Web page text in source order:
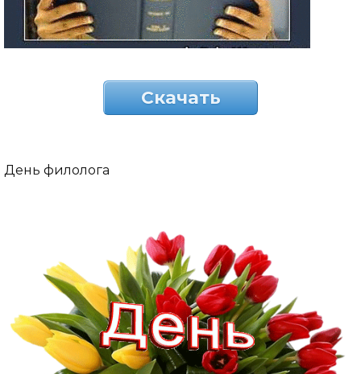
Скачать
День филолога